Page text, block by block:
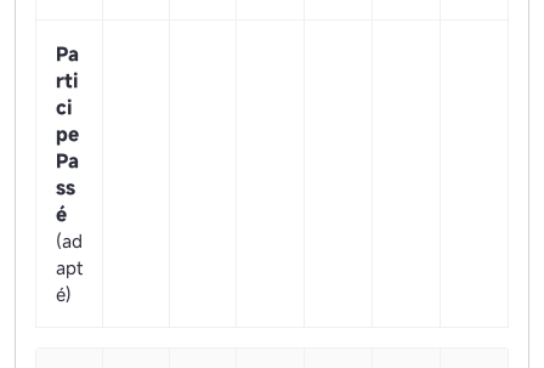
Pa
rti
ci
pe
Pa
ss
é
(ad
apt
é)